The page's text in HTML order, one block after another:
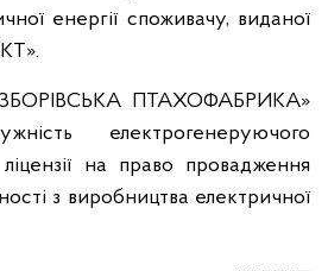
енергії споживачу, виданої
ПТАХОФАБРИКА»
електрогенеруючого
на право провадження
з виробництва електричної